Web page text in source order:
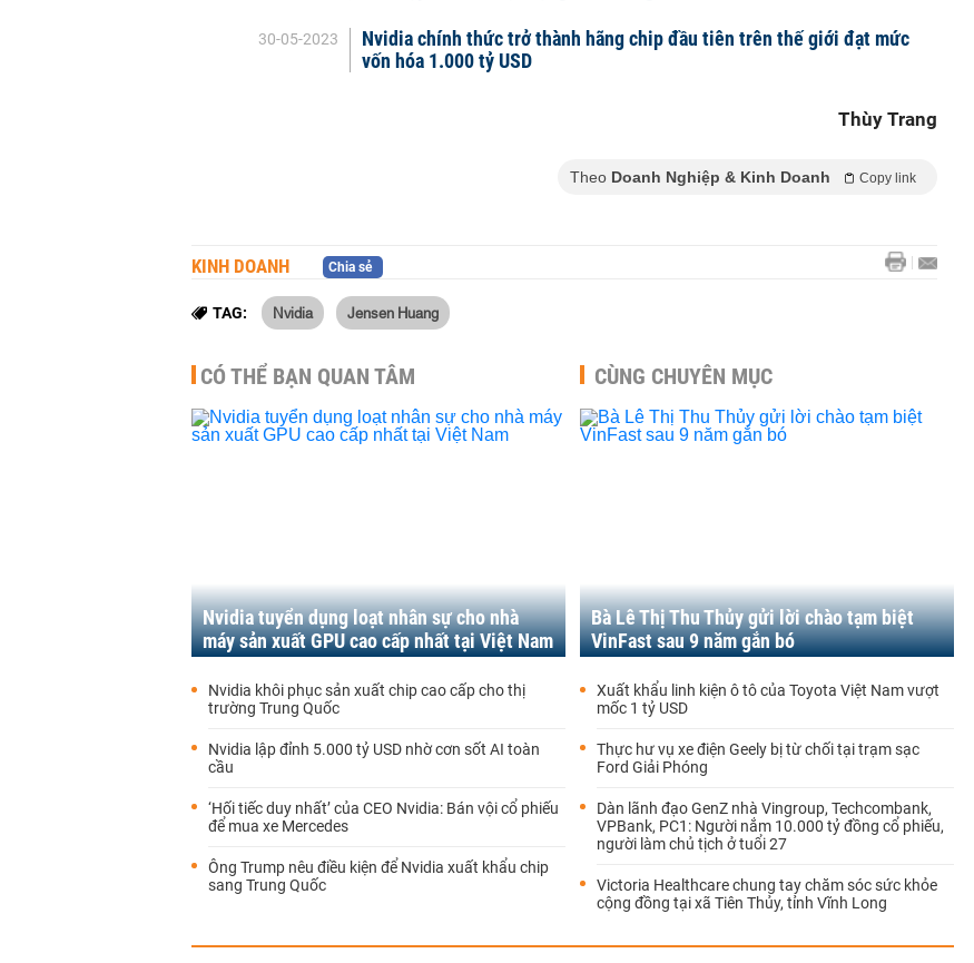
30-05-2023
Nvidia chính thức trở thành hãng chip đầu tiên trên thế giới đạt mức
vốn hóa 1.000 tỷ USD
Thùy Trang
Theo Doanh Nghiệp & Kinh Doanh Copy link
KINH DOANH Chia sẻ
TAG: Nvidia Jensen Huang
CÓ THỂ BẠN QUAN TÂM
Nvidia tuyển dụng loạt nhân sự cho nhà
máy sản xuất GPU cao cấp nhất tại Việt Nam
Nvidia khôi phục sản xuất chip cao cấp cho thị
trường Trung Quốc
Nvidia lập đỉnh 5.000 tỷ USD nhờ cơn sốt AI toàn
cầu
‘Hối tiếc duy nhất’ của CEO Nvidia: Bán vội cổ phiếu
để mua xe Mercedes
Ông Trump nêu điều kiện để Nvidia xuất khẩu chip
sang Trung Quốc
CÙNG CHUYÊN MỤC
Bà Lê Thị Thu Thủy gửi lời chào tạm biệt
VinFast sau 9 năm gắn bó
Xuất khẩu linh kiện ô tô của Toyota Việt Nam vượt
mốc 1 tỷ USD
Thực hư vụ xe điện Geely bị từ chối tại trạm sạc
Ford Giải Phóng
Dàn lãnh đạo GenZ nhà Vingroup, Techcombank,
VPBank, PC1: Người nắm 10.000 tỷ đồng cổ phiếu,
người làm chủ tịch ở tuổi 27
Victoria Healthcare chung tay chăm sóc sức khỏe
cộng đồng tại xã Tiên Thủy, tỉnh Vĩnh Long